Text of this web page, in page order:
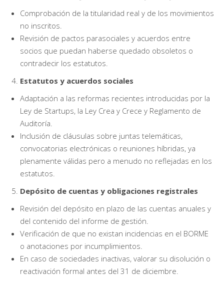
Comprobación de la titularidad real y de los movimientos
no inscritos.
Revisión de pactos parasociales y acuerdos entre
socios que puedan haberse quedado obsoletos o
contradecir los estatutos.
Estatutos y acuerdos sociales
Adaptación a las reformas recientes introducidas por la
Ley de Startups, la Ley Crea y Crece y Reglamento de
Auditoría.
Inclusión de cláusulas sobre juntas telemáticas,
convocatorias electrónicas o reuniones híbridas, ya
plenamente válidas pero a menudo no reflejadas en los
estatutos.
Depósito de cuentas y obligaciones registrales
Revisión del depósito en plazo de las cuentas anuales y
del contenido del informe de gestión.
Verificación de que no existan incidencias en el BORME
o anotaciones por incumplimientos.
En caso de sociedades inactivas, valorar su disolución o
reactivación formal antes del 31 de diciembre.